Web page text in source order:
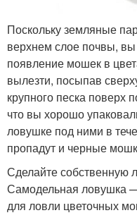
Поскольку земляные
верхнем слое почвы,
появление мошек в
вылезти, посыпав
крупного песка поверх
что вы хорошо
ловушке под ними в
пропадут и черные
Сделайте собственную
Самодельная ловушка
для ловли цветочных